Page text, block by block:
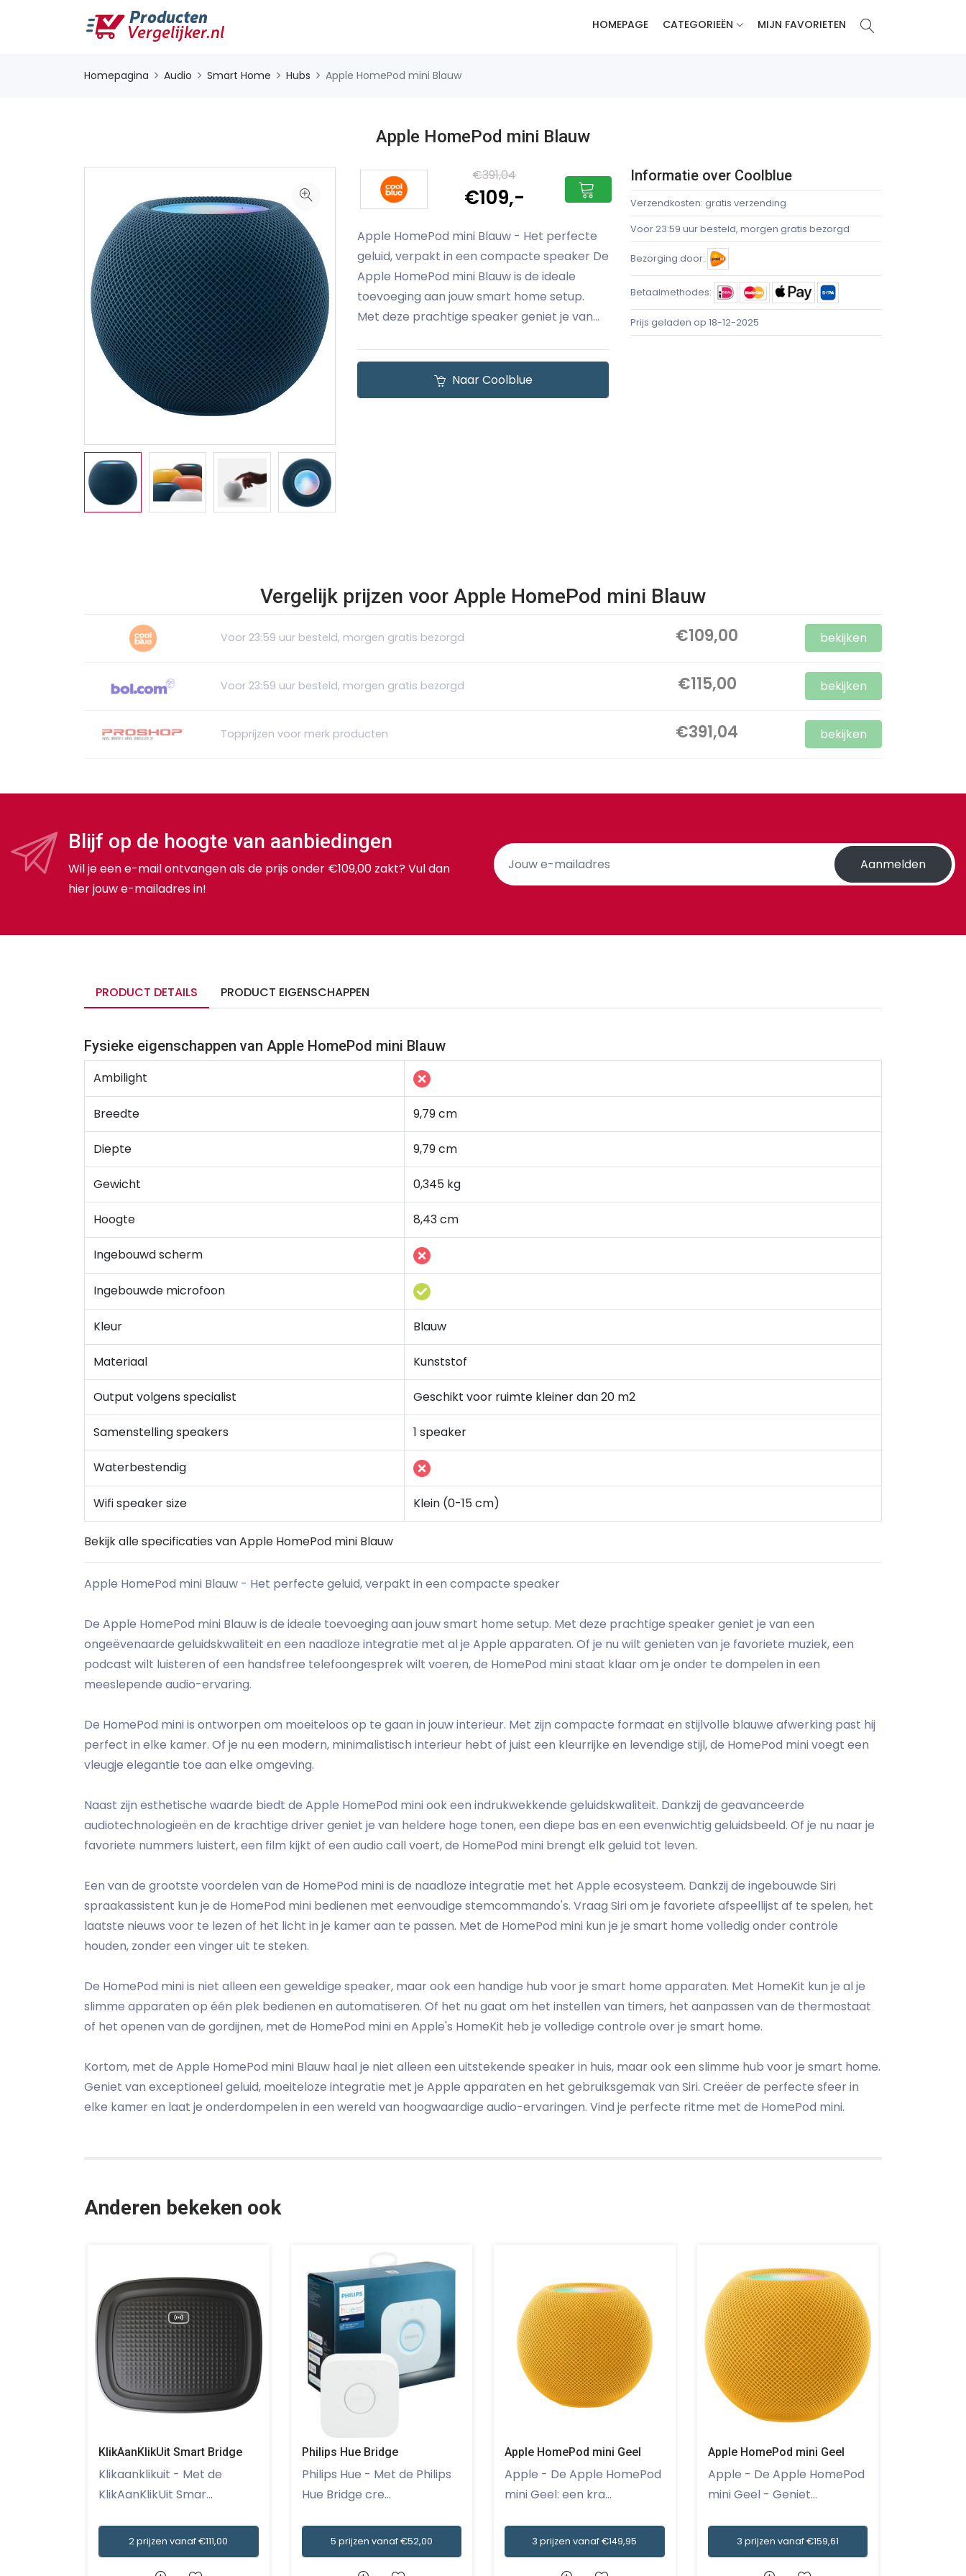
HOMEPAGE CATEGORIEËN MIJN FAVORIETEN
Homepagina Audio Smart Home Hubs Apple HomePod mini Blauw
Apple HomePod mini Blauw
€391,04
€109,-
Apple HomePod mini Blauw - Het perfecte
geluid, verpakt in een compacte speaker De
Apple HomePod mini Blauw is de ideale
toevoeging aan jouw smart home setup.
Met deze prachtige speaker geniet je van...
Naar Coolblue
Informatie over Coolblue
Verzendkosten: gratis verzending
Voor 23:59 uur besteld, morgen gratis bezorgd
Bezorging door:
Betaalmethodes:
Prijs geladen op 18-12-2025
Vergelijk prijzen voor Apple HomePod mini Blauw
Voor 23:59 uur besteld, morgen gratis bezorgd €109,00 bekijken
Voor 23:59 uur besteld, morgen gratis bezorgd €115,00 bekijken
Topprijzen voor merk producten €391,04 bekijken
Blijf op de hoogte van aanbiedingen
Wil je een e-mail ontvangen als de prijs onder €109,00 zakt? Vul dan
hier jouw e-mailadres in!
Aanmelden
PRODUCT DETAILS PRODUCT EIGENSCHAPPEN
Fysieke eigenschappen van Apple HomePod mini Blauw
Ambilight
Breedte 9,79 cm
Diepte 9,79 cm
Gewicht 0,345 kg
Hoogte 8,43 cm
Ingebouwd scherm
Ingebouwde microfoon
Kleur Blauw
Materiaal Kunststof
Output volgens specialist Geschikt voor ruimte kleiner dan 20 m2
Samenstelling speakers 1 speaker
Waterbestendig
Wifi speaker size Klein (0-15 cm)
Bekijk alle specificaties van Apple HomePod mini Blauw
Apple HomePod mini Blauw - Het perfecte geluid, verpakt in een compacte speaker
De Apple HomePod mini Blauw is de ideale toevoeging aan jouw smart home setup. Met deze prachtige speaker geniet je van een
ongeëvenaarde geluidskwaliteit en een naadloze integratie met al je Apple apparaten. Of je nu wilt genieten van je favoriete muziek, een
podcast wilt luisteren of een handsfree telefoongesprek wilt voeren, de HomePod mini staat klaar om je onder te dompelen in een
meeslepende audio-ervaring.
De HomePod mini is ontworpen om moeiteloos op te gaan in jouw interieur. Met zijn compacte formaat en stijlvolle blauwe afwerking past hij
perfect in elke kamer. Of je nu een modern, minimalistisch interieur hebt of juist een kleurrijke en levendige stijl, de HomePod mini voegt een
vleugje elegantie toe aan elke omgeving.
Naast zijn esthetische waarde biedt de Apple HomePod mini ook een indrukwekkende geluidskwaliteit. Dankzij de geavanceerde
audiotechnologieën en de krachtige driver geniet je van heldere hoge tonen, een diepe bas en een evenwichtig geluidsbeeld. Of je nu naar je
favoriete nummers luistert, een film kijkt of een audio call voert, de HomePod mini brengt elk geluid tot leven.
Een van de grootste voordelen van de HomePod mini is de naadloze integratie met het Apple ecosysteem. Dankzij de ingebouwde Siri
spraakassistent kun je de HomePod mini bedienen met eenvoudige stemcommando's. Vraag Siri om je favoriete afspeellijst af te spelen, het
laatste nieuws voor te lezen of het licht in je kamer aan te passen. Met de HomePod mini kun je je smart home volledig onder controle
houden, zonder een vinger uit te steken.
De HomePod mini is niet alleen een geweldige speaker, maar ook een handige hub voor je smart home apparaten. Met HomeKit kun je al je
slimme apparaten op één plek bedienen en automatiseren. Of het nu gaat om het instellen van timers, het aanpassen van de thermostaat
of het openen van de gordijnen, met de HomePod mini en Apple's HomeKit heb je volledige controle over je smart home.
Kortom, met de Apple HomePod mini Blauw haal je niet alleen een uitstekende speaker in huis, maar ook een slimme hub voor je smart home.
Geniet van exceptioneel geluid, moeiteloze integratie met je Apple apparaten en het gebruiksgemak van Siri. Creëer de perfecte sfeer in
elke kamer en laat je onderdompelen in een wereld van hoogwaardige audio-ervaringen. Vind je perfecte ritme met de HomePod mini.
Anderen bekeken ook
KlikAanKlikUit Smart Bridge
Klikaanklikuit - Met de
KlikAanKlikUit Smar...
2 prijzen vanaf €111,00
Philips Hue Bridge
Philips Hue - Met de Philips
Hue Bridge cre...
5 prijzen vanaf €52,00
Apple HomePod mini Geel
Apple - De Apple HomePod
mini Geel: een kra...
3 prijzen vanaf €149,95
Apple HomePod mini Geel
Apple - De Apple HomePod
mini Geel - Geniet...
3 prijzen vanaf €159,61